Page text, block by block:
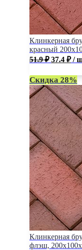
Клинкерная
красный
51.9₽ 37.4 ₽ /
Скидка 28%
Клинкерная
флэш,